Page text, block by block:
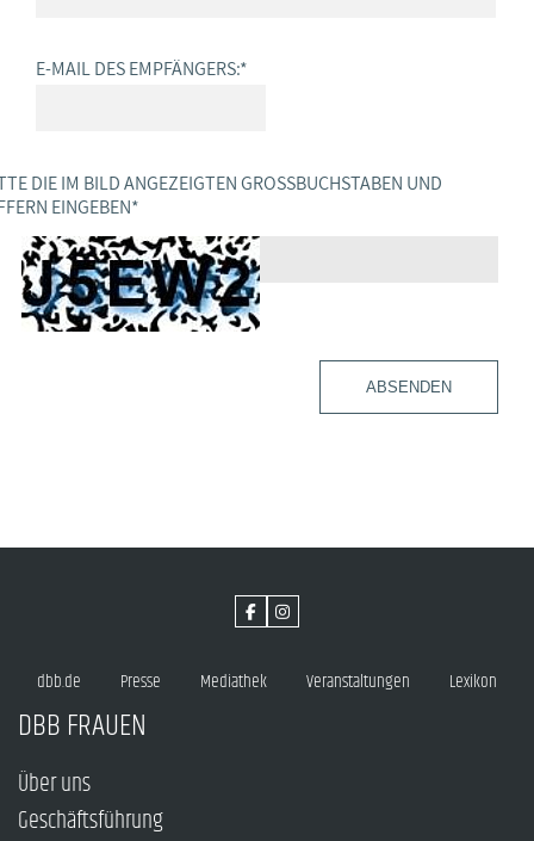
E-MAIL DES EMPFÄNGERS:*
DIE IM BILD ANGEZEIGTEN GROSSBUCHSTABEN UND Z
EINGEBEN *
ABSENDEN
dbb.de Presse Mediathek Veranstaltungen Lexikon
DBB FRAUEN
Über uns
Geschäftsführung